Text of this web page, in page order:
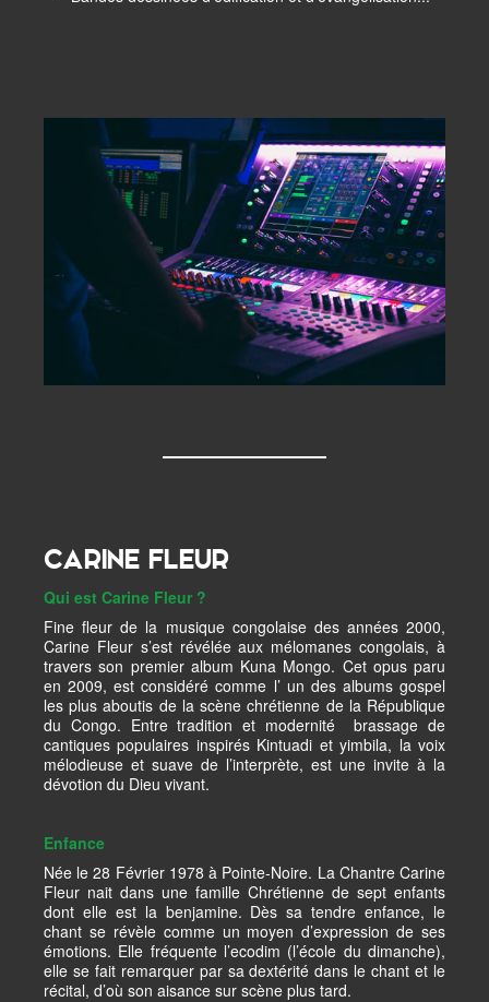
CARINE FLEUR
Qui est Carine Fleur ?
Fine fleur de la musique congolaise des années 2000,
Carine Fleur s’est révélée aux mélomanes congolais, à
travers son premier album Kuna Mongo. Cet opus paru
en 2009, est considéré comme l’ un des albums gospel
les plus aboutis de la scène chrétienne de la République
du Congo. Entre tradition et modernité brassage de
cantiques populaires inspirés Kintuadi et yimbila, la voix
mélodieuse et suave de l’interprète, est une invite à la
dévotion du Dieu vivant.
Enfance
Née le 28 Février 1978 à Pointe-Noire. La Chantre Carine
Fleur nait dans une famille Chrétienne de sept enfants
dont elle est la benjamine. Dès sa tendre enfance, le
chant se révèle comme un moyen d’expression de ses
émotions. Elle fréquente l’ecodim (l’école du dimanche),
elle se fait remarquer par sa dextérité dans le chant et le
récital, d’où son aisance sur scène plus tard.